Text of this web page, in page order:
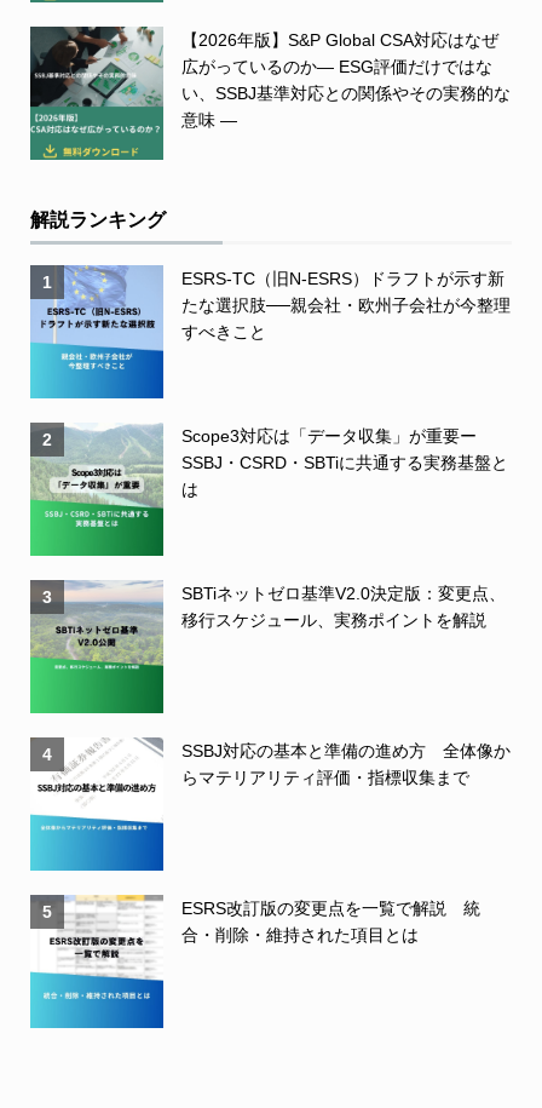
【2026年版】S&P Global CSA対応はなぜ
広がっているのか― ESG評価だけではな
い、SSBJ基準対応との関係やその実務的な
意味 ―
解説ランキング
1
ESRS-TC（旧N-ESRS）ドラフトが示す新
たな選択肢──親会社・欧州子会社が今整理
すべきこと
2
Scope3対応は「データ収集」が重要ー
SSBJ・CSRD・SBTiに共通する実務基盤と
は
3
SBTiネットゼロ基準V2.0決定版：変更点、
移行スケジュール、実務ポイントを解説
4
SSBJ対応の基本と準備の進め方 全体像か
らマテリアリティ評価・指標収集まで
5
ESRS改訂版の変更点を一覧で解説 統
合・削除・維持された項目とは